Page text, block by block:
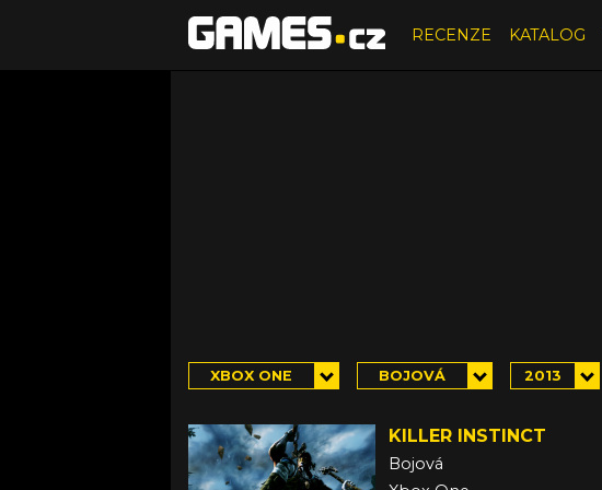
RECENZE KATALOG
XBOX ONE BOJOVÁ 2013
KILLER INSTINCT
Bojová